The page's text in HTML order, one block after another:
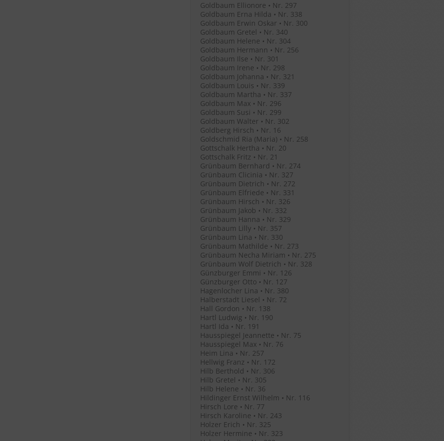
Goldbaum Ellionore • Nr. 297
Goldbaum Erna Hilda • Nr. 338
Goldbaum Erwin Oskar • Nr. 300
Goldbaum Gretel • Nr. 340
Goldbaum Helene • Nr. 304
Goldbaum Hermann • Nr. 256
Goldbaum Ilse • Nr. 301
Goldbaum Irene • Nr. 298
Goldbaum Johanna • Nr. 321
Goldbaum Louis • Nr. 339
Goldbaum Martha • Nr. 337
Goldbaum Max • Nr. 296
Goldbaum Susi • Nr. 299
Goldbaum Walter • Nr. 302
Goldberg Hirsch • Nr. 16
Goldschmid Ria (Maria) • Nr. 258
Gottschalk Hertha • Nr. 20
Gottschalk Fritz • Nr. 21
Grünbaum Bernhard • Nr. 274
Grünbaum Clicinia • Nr. 327
Grünbaum Dietrich • Nr. 272
Grünbaum Elfriede • Nr. 331
Grünbaum Hirsch • Nr. 326
Grünbaum Jakob • Nr. 332
Grünbaum Hanna • Nr. 329
Grünbaum Lilly • Nr. 357
Grünbaum Lina • Nr. 330
Grünbaum Mathilde • Nr. 273
Grünbaum Necha Miriam • Nr. 275
Grünbaum Wolf Dietrich • Nr. 328
Günzburger Emmi • Nr. 126
Günzburger Otto • Nr. 127
Hagenlocher Lina • Nr. 380
Halberstadt Liesel • Nr. 72
Hall Gordon • Nr. 138
Hartl Ludwig • Nr. 190
Hartl Ida • Nr. 191
Hausspiegel Jeannette • Nr. 75
Hausspiegel Max • Nr. 76
Heim Lina • Nr. 257
Hellwig Franz • Nr. 172
Hilb Berthold • Nr. 306
Hilb Gretel • Nr. 305
Hilb Helene • Nr. 36
Hildinger Ernst Wilhelm • Nr. 116
Hirsch Lore • Nr. 77
Hirsch Karoline • Nr. 243
Holzer Erich • Nr. 325
Holzer Hermine • Nr. 323